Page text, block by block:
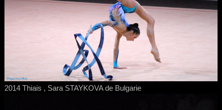
2014 Thiais , Sara STAYKOVA de Bulgarie